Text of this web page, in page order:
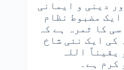
دینی و ایمانی
مضبوط نظام
کا ثمرہ ہے کہ
کی ایک نئی شاخ
اللہ
کرم ہے۔